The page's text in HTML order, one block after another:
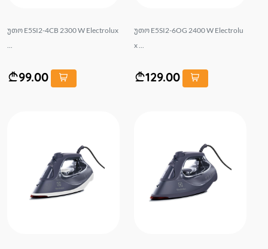
უთო E5SI2-4CB 2300 W Electrolux
...
99.00
უთო E5SI2-6OG 2400 W Electrolu
x ...
129.00